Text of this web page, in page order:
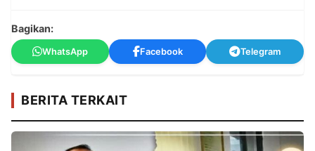
Bagikan:
WhatsApp Facebook Telegram
BERITA TERKAIT